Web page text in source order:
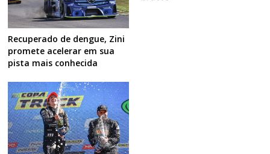
Recuperado de dengue, Zini
promete acelerar em sua
pista mais conhecida